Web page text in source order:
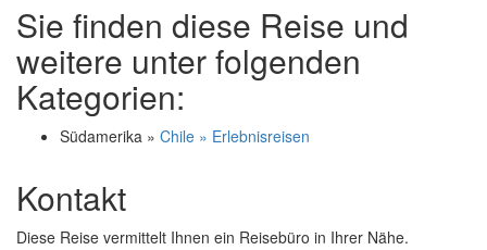
Sie finden diese Reise und
weitere unter folgenden
Kategorien:
Südamerika » Chile » Erlebnisreisen
Kontakt
Diese Reise vermittelt Ihnen ein Reisebüro in Ihrer Nähe.